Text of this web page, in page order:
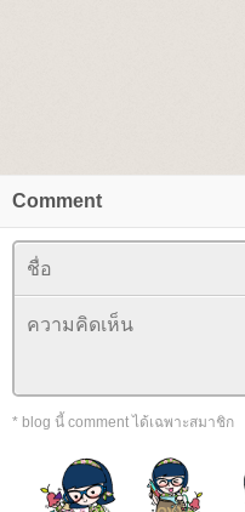
Comment
* blog นี้ comment ได้เฉพาะสมาชิก